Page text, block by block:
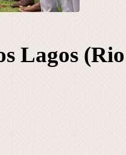
Lagos (Rio